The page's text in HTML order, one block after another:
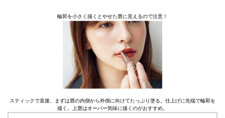
輪郭を小さく描くとやせた唇に見えるので注意！
スティックで直接、まずは唇の内側から外側に向けてたっぷり塗る。仕上げに先端で輪郭を
描く。上唇はオーバー気味に描くのがおすすめ。